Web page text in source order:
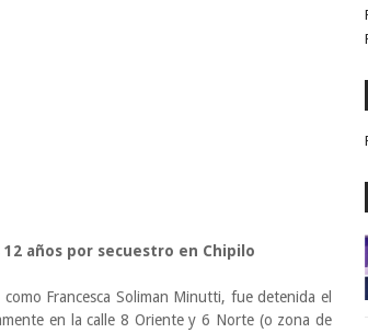
años por secuestro en Chipilo
Francesca Soliman Minutti, fue detenida el
en la calle 8 Oriente y 6 Norte (o zona de